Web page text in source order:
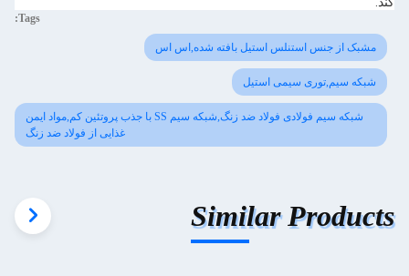
Tags:
مشبک از جنس استنلس استیل بافته شده,اس اس
شبکه سیم,توری سیمی استیل
شبکه سیم فولادی فولاد ضد زنگ,شبکه سیم SS با جذب پروتئین کم,مواد ایمن
غذایی از فولاد ضد زنگ
Similar Products